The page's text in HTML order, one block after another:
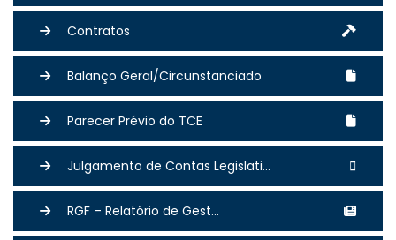
Contratos
Balanço Geral/Circunstanciado
Parecer Prévio do TCE
Julgamento de Contas Legislati...
RGF – Relatório de Gest...